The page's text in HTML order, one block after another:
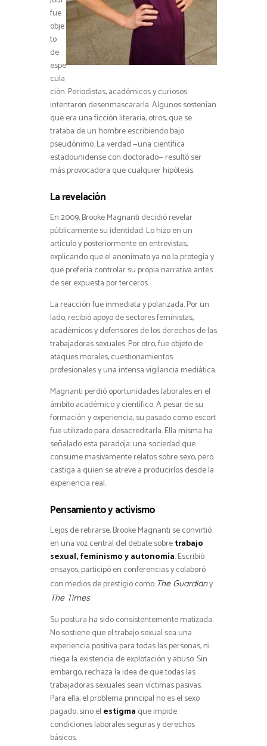
fue
obje
to
de
espe
cula
ción. Periodistas, académicos y curiosos
intentaron desenmascararla. Algunos sostenían
que era una ficción literaria; otros, que se
trataba de un hombre escribiendo bajo
pseudónimo. La verdad —una científica
estadounidense con doctorado— resultó ser
más provocadora que cualquier hipótesis.
La revelación
En 2009, Brooke Magnanti decidió revelar
públicamente su identidad. Lo hizo en un
artículo y posteriormente en entrevistas,
explicando que el anonimato ya no la protegía y
que prefería controlar su propia narrativa antes
de ser expuesta por terceros.
La reacción fue inmediata y polarizada. Por un
lado, recibió apoyo de sectores feministas,
académicos y defensores de los derechos de las
trabajadoras sexuales. Por otro, fue objeto de
ataques morales, cuestionamientos
profesionales y una intensa vigilancia mediática.
Magnanti perdió oportunidades laborales en el
ámbito académico y científico. A pesar de su
formación y experiencia, su pasado como escort
fue utilizado para desacreditarla. Ella misma ha
señalado esta paradoja: una sociedad que
consume masivamente relatos sobre sexo, pero
castiga a quien se atreve a producirlos desde la
experiencia real.
Pensamiento y activismo
Lejos de retirarse, Brooke Magnanti se convirtió
en una voz central del debate sobretrabajo
sexual, feminismo y autonomía. Escribió
ensayos, participó en conferencias y colaboró
con medios de prestigio como The Guardiany
The Times.
Su postura ha sido consistentemente matizada.
No sostiene que el trabajo sexual sea una
experiencia positiva para todas las personas, ni
niega la existencia de explotación y abuso. Sin
embargo, rechaza la idea de que todas las
trabajadoras sexuales sean víctimas pasivas.
Para ella, el problema principal no es el sexo
pagado, sino el estigma que impide
condiciones laborales seguras y derechos
básicos.